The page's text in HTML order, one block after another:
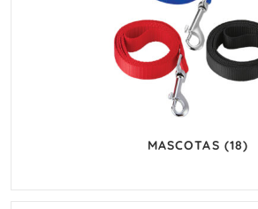
MASCOTAS (18)